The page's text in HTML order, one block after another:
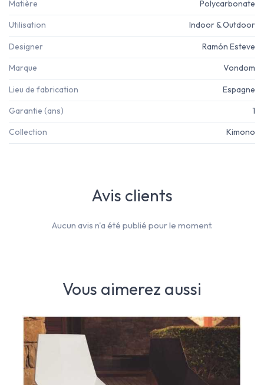
Matière Polycarbonate
Utilisation Indoor & Outdoor
Designer Ramón Esteve
Marque Vondom
Lieu de fabrication Espagne
Garantie (ans) 1
Collection Kimono
Vous aimerez aussi
Avis clients
Aucun avis n'a été publié pour le moment.